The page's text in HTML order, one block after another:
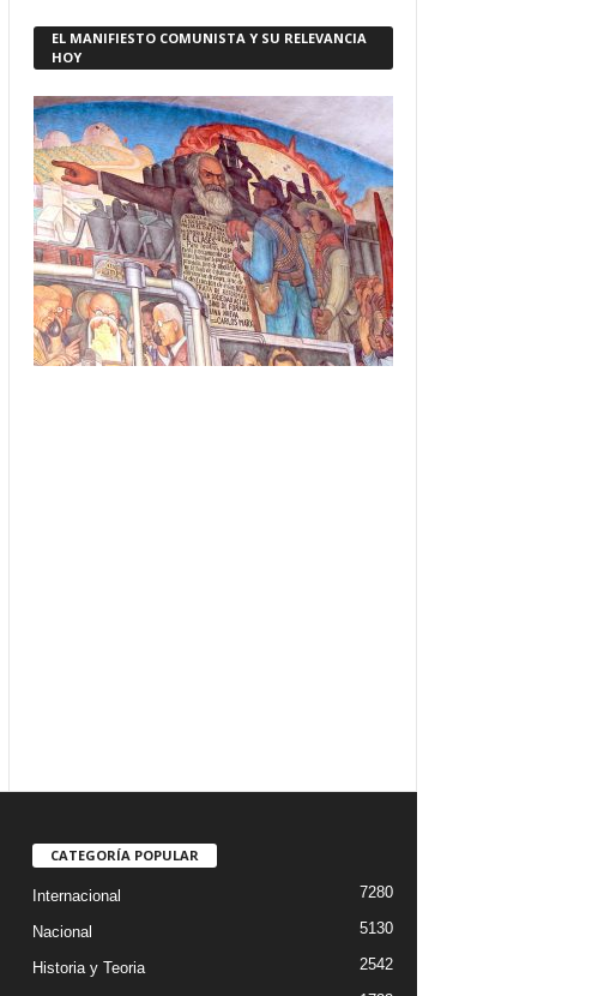
EL MANIFIESTO COMUNISTA Y SU RELEVANCIA
HOY
CATEGORÍA POPULAR
Internacional 7280
Nacional 5130
Historia y Teoria 2542